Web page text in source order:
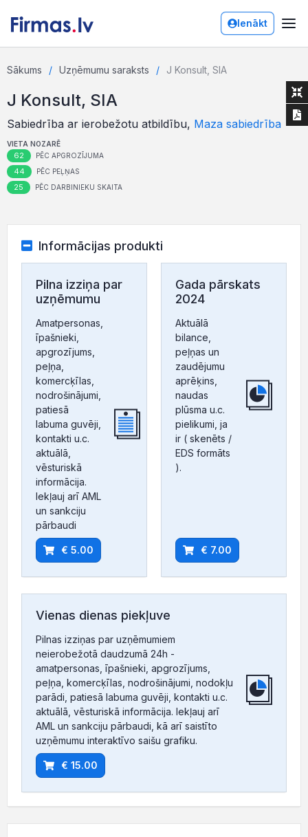
Ienākt
Sākums Uzņēmumu saraksts J Konsult, SIA
J Konsult, SIA
Sabiedrība ar ierobežotu atbildību, Maza sabiedrība
VIETA NOZARĒ
62 PĒC APGROZĪJUMA
44 PĒC PEĻŅAS
25 PĒC DARBINIEKU SKAITA
Informācijas produkti
Pilna izziņa par
uzņēmumu
Amatpersonas,
īpašnieki,
apgrozījums,
peļņa,
komercķīlas,
nodrošinājumi,
patiesā
labuma guvēji,
kontakti u.c.
aktuālā,
vēsturiskā
informācija.
Iekļauj arī AML
un sankciju
pārbaudi
€ 5.00
Gada pārskats
2024
Aktuālā
bilance,
peļņas un
zaudējumu
aprēķins,
naudas
plūsma u.c.
pielikumi, ja
ir ( skenēts /
EDS formāts
).
€ 7.00
Vienas dienas piekļuve
Pilnas izziņas par uzņēmumiem
neierobežotā daudzumā 24h -
amatpersonas, īpašnieki, apgrozījums,
peļņa, komercķīlas, nodrošinājumi, nodokļu
parādi, patiesā labuma guvēji, kontakti u.c.
aktuālā, vēsturiskā informācija. Iekļauj arī
AML un sankciju pārbaudi, kā arī saistīto
uzņēmumu interaktīvo saišu grafiku.
€ 15.00